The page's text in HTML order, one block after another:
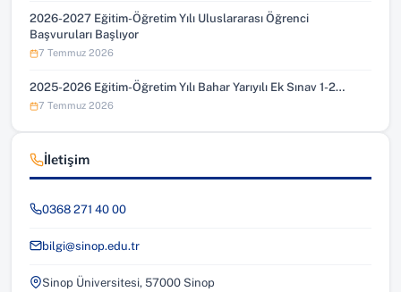
2026-2027 Eğitim-Öğretim Yılı Uluslararası Öğrenci
Başvuruları Başlıyor
7 Temmuz 2026
2025-2026 Eğitim-Öğretim Yılı Bahar Yarıyılı Ek Sınav 1-2…
7 Temmuz 2026
İletişim
0368 271 40 00
bilgi@sinop.edu.tr
Sinop Üniversitesi, 57000 Sinop